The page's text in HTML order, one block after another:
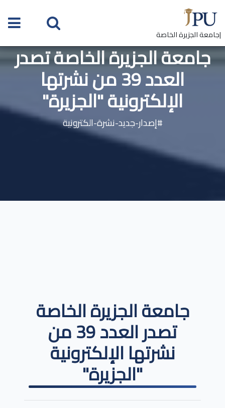
|جامعة الجزيرة الخاصة
جامعة الجزيرة الخاصة تصدر
العدد 39 من نشرتها
الإلكترونية "الجزيرة"
#إصدار-جديد-نشرة-الكترونية
جامعة الجزيرة الخاصة
تصدر العدد 39 من
نشرتها الإلكترونية
"الجزيرة"